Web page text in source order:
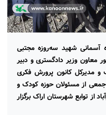
آسمانی شهید سه‌روزه مجتبی
معاون وزیر دادگستری و دبیر
مدیرکل کانون پرورش فکری
جمعی از مسئولان حوزه کودک و
از توابع شهرستان اراک برگزار